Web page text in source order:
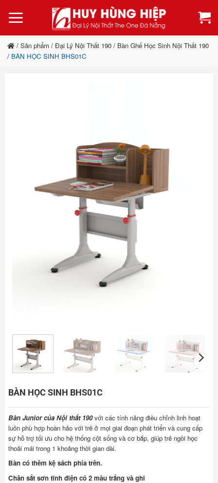
qua
dung
/ Sản phẩm / Đại Lý Nội Thất 190 / Bàn Ghế Học Sinh Nội Thất 190
/ BÀN HỌC SINH BHS01C
BÀN HỌC SINH BHS01C
Bàn Junior của Nội thất 190với các tính năng điều chỉnh linh hoạt
luôn phù hợp hoàn hảo với trẻ ở mọi giai đoạn phát triển và cung cấp
sự hỗ trợ tối ưu cho hệ thống cột sống và cơ bắp, giúp trẻ ngồi học
thoải mái trong 1 khoảng thời gian dài.
Bàn có thêm kệ sách phía trên.
Chân sắt sơn tĩnh điện có 2 màu trắng và ghi